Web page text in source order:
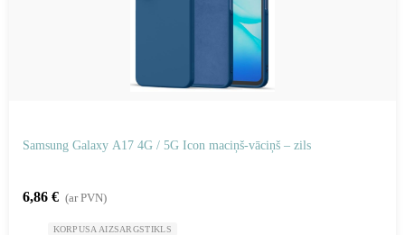
Samsung Galaxy A17 4G / 5G Icon maciņš-vāciņš – zils
6,86 € (ar PVN)
KORPUSA AIZSARGSTIKLS